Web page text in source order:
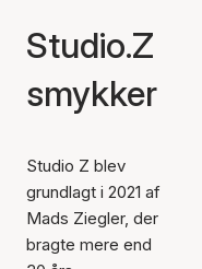
Studio.Z
smykker
Studio Z blev
grundlagt i 2021 af
Mads Ziegler, der
bragte mere end